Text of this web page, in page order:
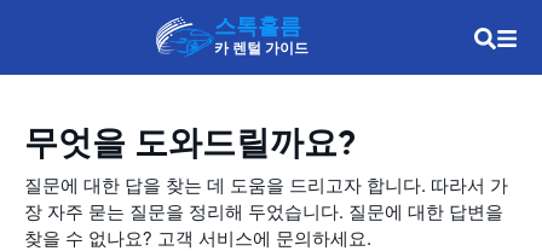
스톡홀름
카 렌털 가이드
무엇을 도와드릴까요?
질문에 대한 답을 찾는 데 도움을 드리고자 합니다. 따라서 가
장 자주 묻는 질문을 정리해 두었습니다. 질문에 대한 답변을
찾을 수 없나요? 고객 서비스에 문의하세요.